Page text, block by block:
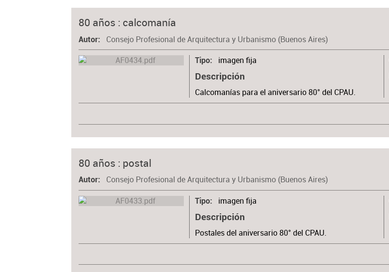
80 años : calcomanía
Autor Consejo Profesional de Arquitectura y Urbanismo (Buenos Aires)
Tipo imagen fija
Descripción
Calcomanías para el aniversario 80° del CPAU.
80 años : postal
Autor Consejo Profesional de Arquitectura y Urbanismo (Buenos Aires)
Tipo imagen fija
Descripción
Postales del aniversario 80° del CPAU.